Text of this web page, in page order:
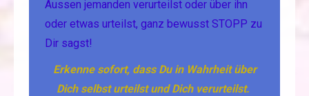
Aussen jemanden verurteilst oder über ihn
oder etwas urteilst, ganz bewusst STOPP zu
Dir sagst!
Erkenne sofort, dass Du in Wahrheit über
Dich selbst urteilst und Dich verurteilst.